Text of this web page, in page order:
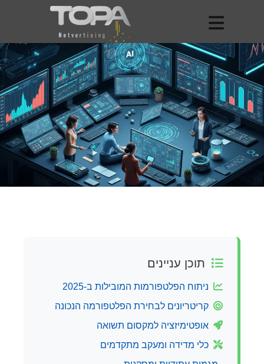
תוכן עניינים
ניתוח הפלטפורמות המובילות ב-2025
קריטריונים לבחירת הפלטפורמה הנכונה
אופטימיזציה למקסום תשואה
כלי מדידה ומעקב מתקדמים